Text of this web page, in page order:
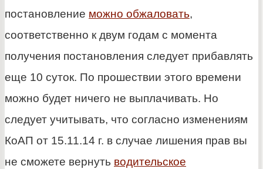
постановление можно обжаловать,
соответственно к двум годам с момента
получения постановления следует прибавлять
еще 10 суток. По прошествии этого времени
можно будет ничего не выплачивать. Но
следует учитывать, что согласно изменениям
КоАП от 15.11.14 г. в случае лишения прав вы
не сможете вернуть водительское